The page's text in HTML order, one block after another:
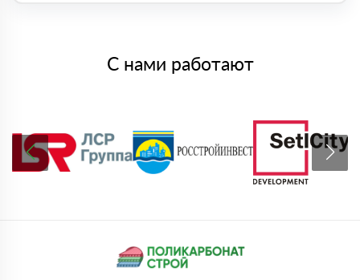
С нами работают